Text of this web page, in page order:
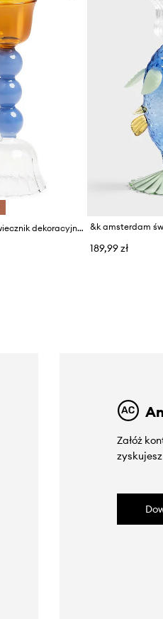
&k amsterdam świecznik dekoracyjny
189,99 zł
Załóż